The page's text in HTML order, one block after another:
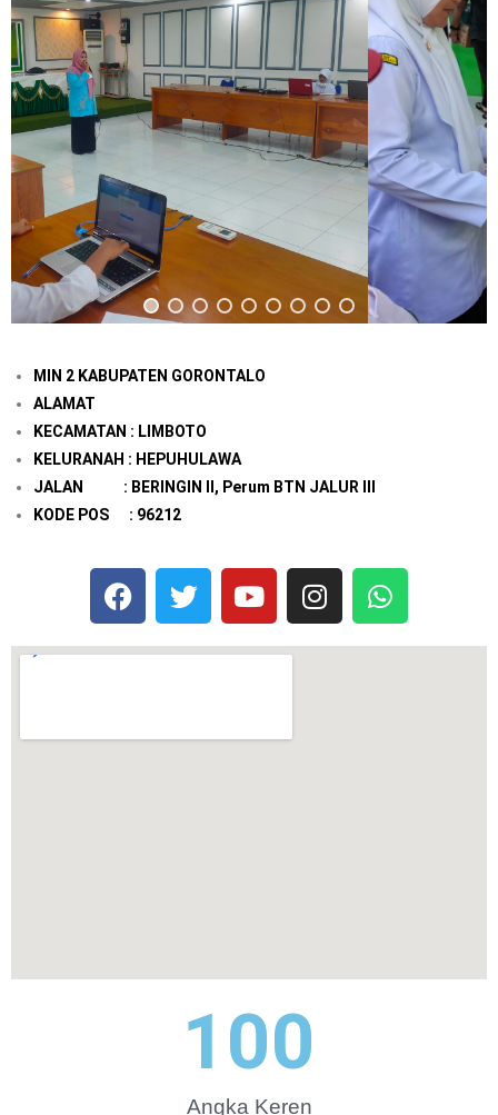
MIN 2 KABUPATEN GORONTALO
ALAMAT
KECAMATAN : LIMBOTO
KELURANAH : HEPUHULAWA
JALAN : BERINGIN II, Perum BTN JALUR III
KODE POS : 96212
Angka Keren
100